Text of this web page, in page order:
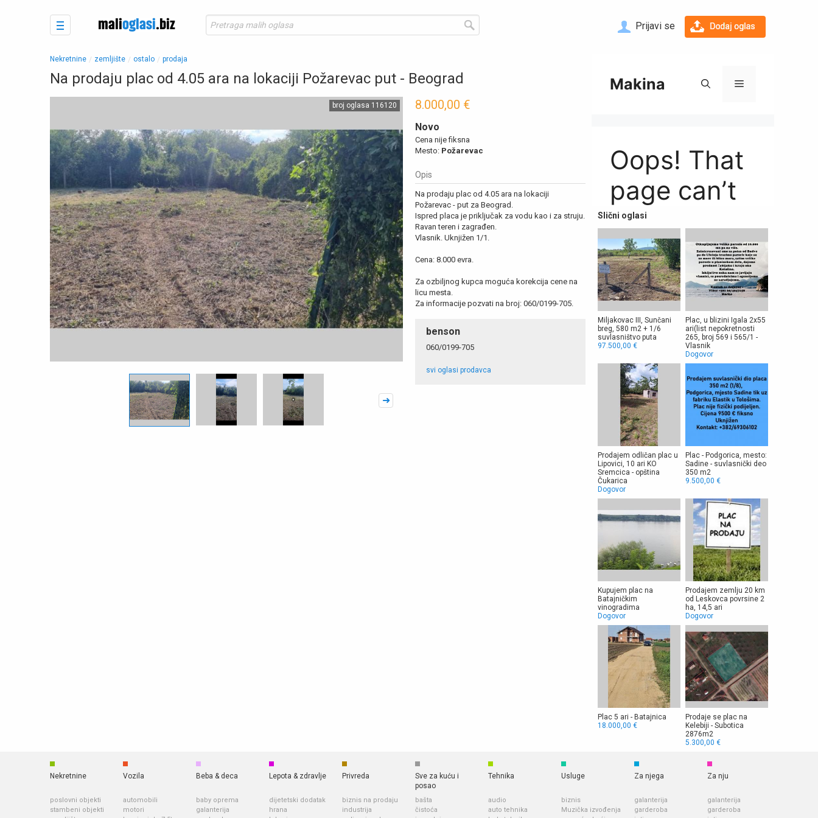
Prijavi se
Nekretnine zemljište ostalo prodaja
Na prodaju plac od 4.05 ara na lokaciji Požarevac put - Beograd
broj oglasa 116120 8.000,00 €
Novo
Cena nije fiksna
Mesto: Požarevac
Opis
Na prodaju plac od 4.05 ara na lokaciji
Požarevac - put za Beograd.
Ispred placa je priključak za vodu kao i za struju.
Ravan teren i zagrađen.
Vlasnik. Uknjižen 1/1.
Cena: 8.000 evra.
Za ozbiljnog kupca moguća korekcija cene na
licu mesta.
Za informacije pozvati na broj: 060/0199-705.
benson
060/0199-705
svi oglasi prodavca
Slični oglasi
Miljakovac III, Sunčani
breg, 580 m2 + 1/6
suvlasništvo puta
97.500,00 €
Plac, u blizini Igala 2x55
ari(list nepokretnosti
265, broj 569 i 565/1 -
Vlasnik
Dogovor
Prodajem odličan plac u
Lipovici, 10 ari KO
Sremcica - opština
Čukarica
Dogovor
Plac - Podgorica, mesto:
Sadine - suvlasnički deo
350 m2
9.500,00 €
Kupujem plac na
Batajničkim
vinogradima
Dogovor
Prodajem zemlju 20 km
od Leskovca povrsine 2
ha, 14,5 ari
Dogovor
Plac 5 ari - Batajnica
18.000,00 €
Prodaje se plac na
Kelebiji - Subotica
2876m2
5.300,00 €
Nekretnine
poslovni objekti
stambeni objekti
Vozila
automobili
motori
Beba & deca
baby oprema
galanterija
Lepota & zdravlje
dijetetski dodatak
hrana
Privreda
biznis na prodaju
industrija
Sve za kuću i
posao
bašta
čistoća
Tehnika
audio
auto tehnika
Usluge
biznis
Muzička izvođenja
Za njega
galanterija
garderoba
Za nju
galanterija
garderoba